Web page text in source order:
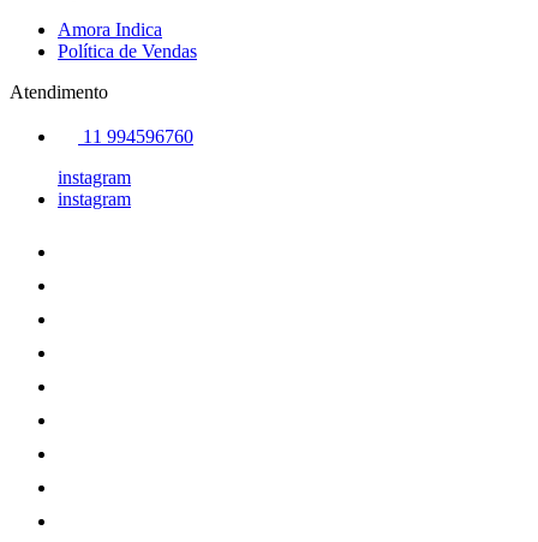
Amora Indica
Política de Vendas
Atendimento
11 994596760
instagram
instagram